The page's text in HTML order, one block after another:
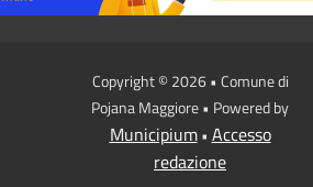
Copyright © 2026 • Comune di
Pojana Maggiore • Powered by
Municipium• Accesso
redazione